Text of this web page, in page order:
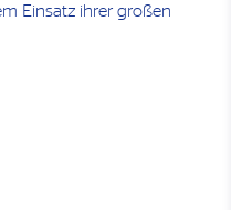
Einsatz ihrer großen